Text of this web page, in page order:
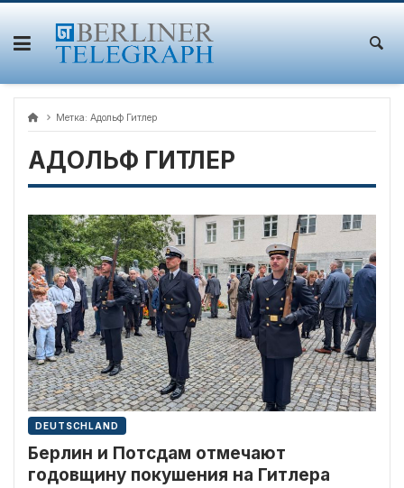
Skip
content
Метка: Адольф Гитлер
АДОЛЬФ ГИТЛЕР
DEUTSCHLAND
Берлин и Потсдам отмечают
годовщину покушения на Гитлера